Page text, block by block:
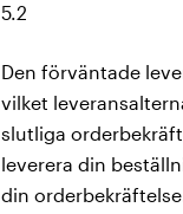
5.2
Den förväntade
vilket
slutliga
leverera din
din